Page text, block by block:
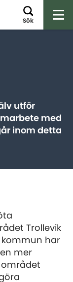
Sök
utför
med
inom detta
Trollevik
kommun har
mer